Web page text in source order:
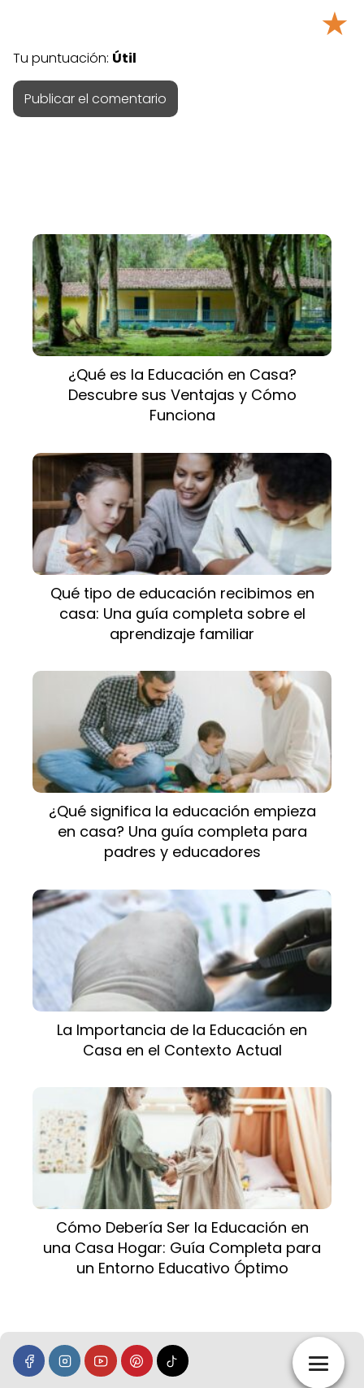
★
Tu puntuación: Útil
¿Qué es la Educación en Casa?
Descubre sus Ventajas y Cómo
Funciona
Qué tipo de educación recibimos en
casa: Una guía completa sobre el
aprendizaje familiar
¿Qué significa la educación empieza
en casa? Una guía completa para
padres y educadores
La Importancia de la Educación en
Casa en el Contexto Actual
Cómo Debería Ser la Educación en
una Casa Hogar: Guía Completa para
un Entorno Educativo Óptimo